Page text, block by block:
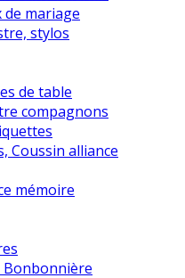
de mariage
stylos
de table
compagnons
Coussin alliance
mémoire
Bonbonnière